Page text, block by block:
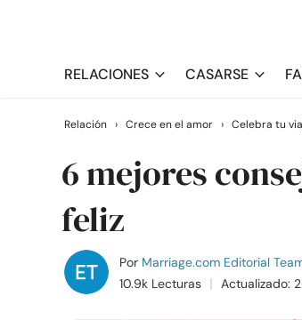
RELACIONES CASARSE
Relación › Crece en el amor › Celebra tu
6 mejores
feliz
Por Marriage.com Editorial
10.9k Lecturas
Actualizado: